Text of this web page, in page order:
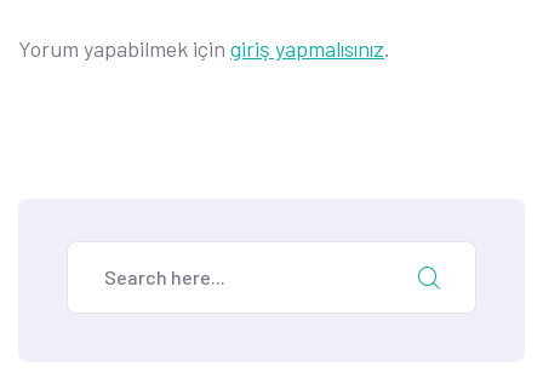
Yorum yapabilmek için giriş yapmalısınız.